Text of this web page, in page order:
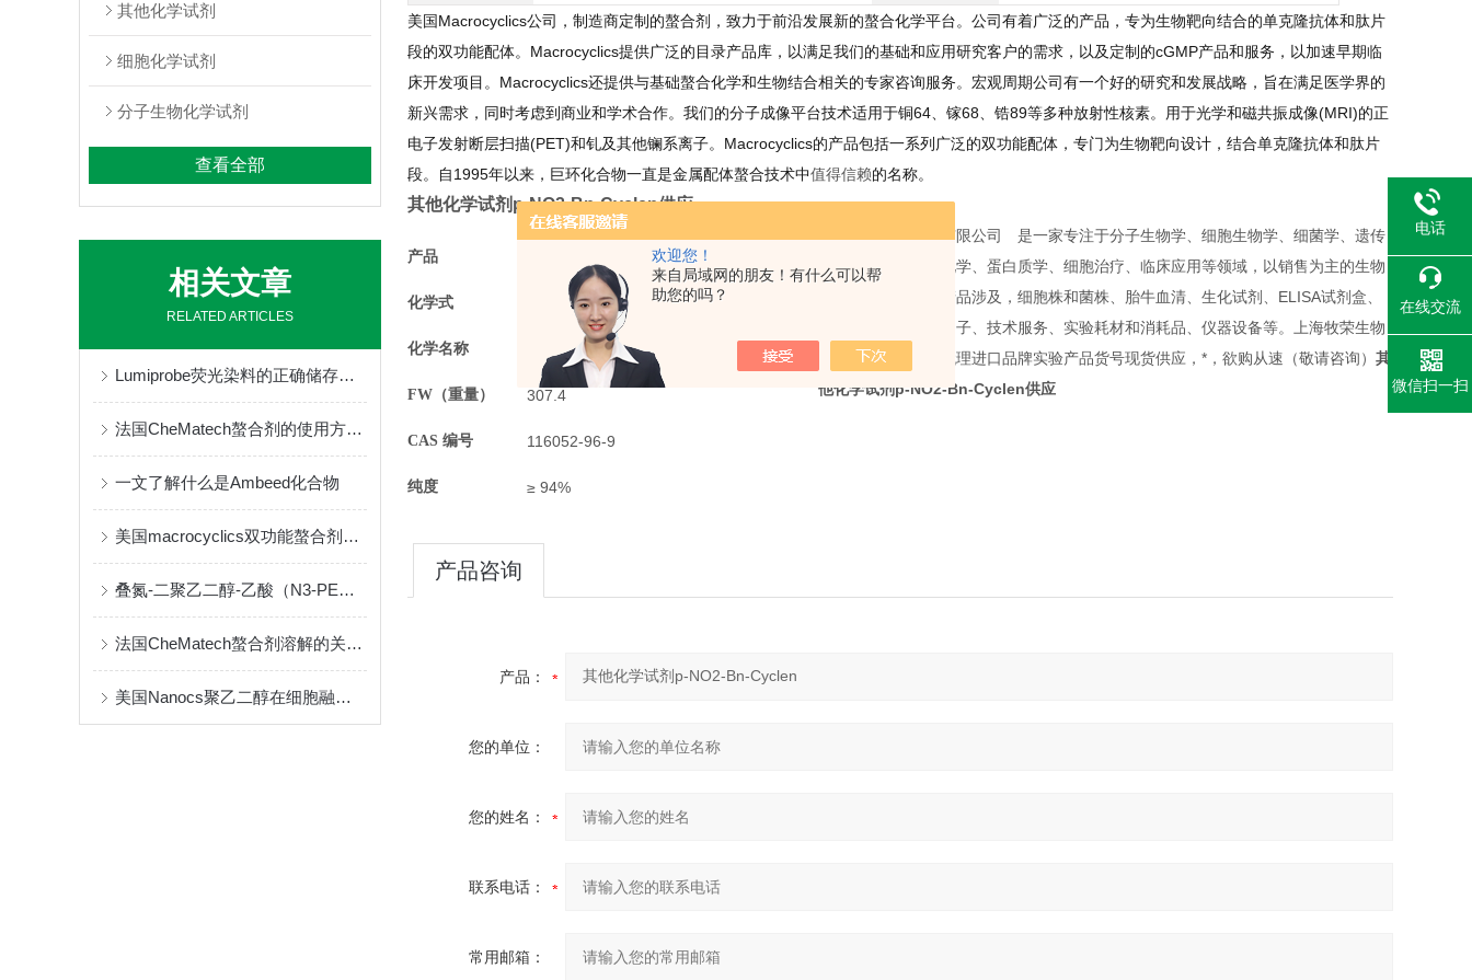
欢迎您！
来自局域网的朋友！有什么可以帮
助您的吗？
其他化学试剂
细胞化学试剂
分子生物化学试剂
查看全部
相关文章
RELATED ARTICLES
Lumiprobe荧光染料的正确储存与保管
法国CheMatech螯合剂的使用方法很简单
一文了解什么是Ambeed化合物
美国macrocyclics双功能螯合剂的包装、贮存和使用事项
叠氮-二聚乙二醇-乙酸（N3-PEG2-CH2COOH）介绍
法国CheMatech螯合剂溶解的关键注意事项
美国Nanocs聚乙二醇在细胞融合中的优点
美国Macrocyclics公司，制造商定制的螯合剂，致力于前沿发展新的螯合化学平台。公司有着广泛的产品，专为生物靶向结合的单克隆抗体和肽片
段的双功能配体。Macrocyclics提供广泛的目录产品库，以满足我们的基础和应用研究客户的需求，以及定制的cGMP产品和服务，以加速早期临
床开发项目。Macrocyclics还提供与基础螯合化学和生物结合相关的专家咨询服务。宏观周期公司有一个好的研究和发展战略，旨在满足医学界的
新兴需求，同时考虑到商业和学术合作。我们的分子成像平台技术适用于铜64、镓68、锆89等多种放射性核素。用于光学和磁共振成像(MRI)的正
电子发射断层扫描(PET)和钆及其他镧系离子。Macrocyclics的产品包括一系列广泛的双功能配体，专门为生物靶向设计，结合单克隆抗体和肽片
段。自1995年以来，巨环化合物一直是金属配体螯合技术中值得信赖的名称。
其他化学试剂 p-NO2-Bn-Cyclen供应
产品
化学式 C15H₂₅N₅O₂
化学名称 S-2-(4-硝基苄基)-1,4,7,10-四氮杂环十二烷
FW（重量） 307.4
CAS 编号 116052-96-9
纯度 ≥ 94%
上海牧荣生物科技有限公司 是一家专注于分子生物学、细胞生物学、细菌学、遗传
学、免疫学、生物化学、蛋白质学、细胞治疗、临床应用等领域，以销售为主的生物
技术公司。销售的产品涉及，细胞株和菌株、胎牛血清、生化试剂、ELISA试剂盒、
抗体和抗原、细胞因子、技术服务、实验耗材和消耗品、仪器设备等。上海牧荣生物
科技有限公司专业代理进口品牌实验产品货号现货供应，*，欲购从速（敬请咨询） 其
他化学试剂p-NO2-Bn-Cyclen供应
产品咨询
产品：
您的单位：
您的姓名：
联系电话：
常用邮箱：
电话
在线交流
微信扫一扫